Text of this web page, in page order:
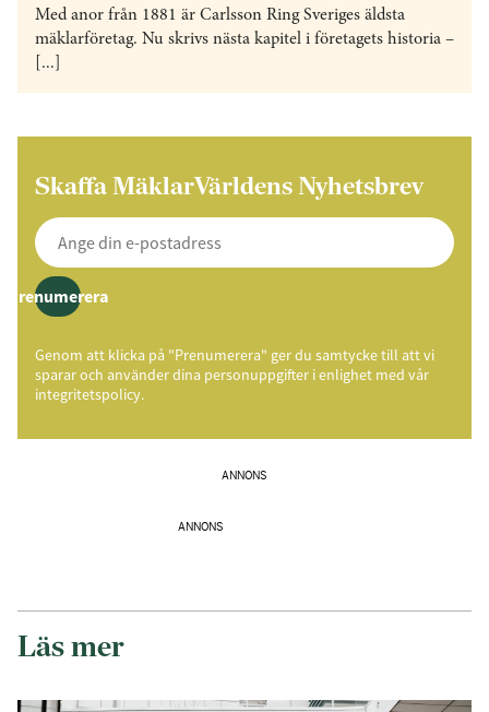
Med anor från 1881 är Carlsson Ring Sveriges äldsta
mäklarföretag. Nu skrivs nästa kapitel i företagets historia –
[...]
Skaffa MäklarVärldens Nyhetsbrev
Prenumerera
Genom att klicka på "Prenumerera" ger du samtycke till att vi
sparar och använder dina personuppgifter i enlighet med vår
integritetspolicy.
ANNONS
ANNONS
Läs mer